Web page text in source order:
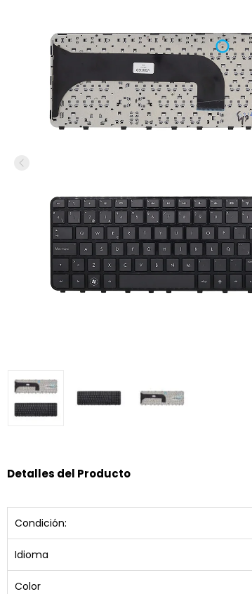
Detalles del Producto
Condición:
Idioma
Color